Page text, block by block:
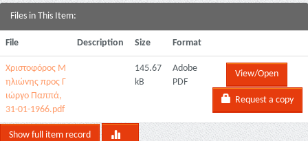
Files in This Item:
File Description Size Format
Χριστοφόρος Μ
ηλιώνης προς Γ
ιώργο Παππά,
31-01-1966.pdf
145.67
kB
Adobe
PDF
View/Open
Request a copy
Show full item record